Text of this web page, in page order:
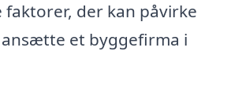
faktorer, der kan påvirke
et byggefirma i